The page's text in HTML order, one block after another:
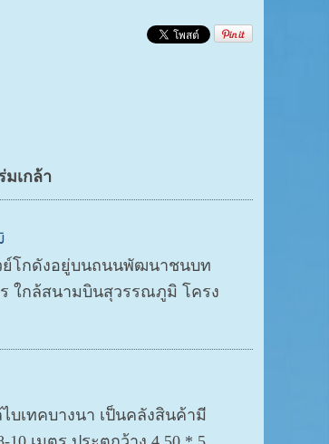
มเกล้า
ย์โกดังอยู่บนถนนพัฒนาชนบท
ร ใกล้สนามบินสุวรรณภูมิ โครง
บเทคบางนา เป็นคลังสินค้ามี